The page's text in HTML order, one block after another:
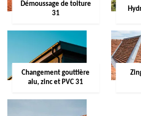
Démoussage de toiture
31
Changement gouttière
alu, zinc et PVC 31